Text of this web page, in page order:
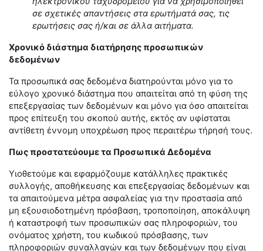
σε σχετικές απαντήσεις στα ερωτήματά σας, τις
ερωτήσεις σας ή/και σε άλλα αιτήματα.
Χρονικό διάστημα διατήρησης προσωπικών
δεδομένων
Τα προσωπικά σας δεδομένα διατηρούνται μόνο για το
εύλογο χρονικό διάστημα που απαιτείται από τη φύση της
επεξεργασίας των δεδομένων και μόνο για όσο απαιτείται
προς επίτευξη του σκοπού αυτής, εκτός αν υφίσταται
αντίθετη έννομη υποχρέωση προς περαιτέρω τήρησή τους.
Πως προστατεύουμε τα Προσωπικά Δεδομένα
Υιοθετούμε και εφαρμόζουμε κατάλληλες πρακτικές
συλλογής, αποθήκευσης και επεξεργασίας δεδομένων και
τα απαιτούμενα μέτρα ασφαλείας για την προστασία από
μη εξουσιοδοτημένη πρόσβαση, τροποποίηση, αποκάλυψη
ή καταστροφή των προσωπικών σας πληροφοριών, του
ονόματος χρήστη, του κωδικού πρόσβασης, των
πληροφοριών συναλλαγών και των δεδομένων που είναι